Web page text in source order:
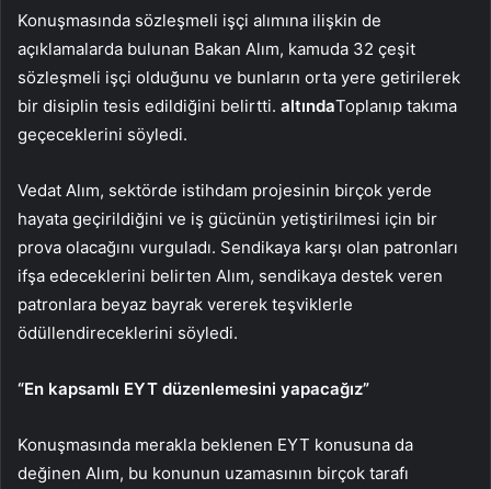
Konuşmasında sözleşmeli işçi alımına ilişkin de
açıklamalarda bulunan Bakan Alım, kamuda 32 çeşit
sözleşmeli işçi olduğunu ve bunların orta yere getirilerek
bir disiplin tesis edildiğini belirtti. altındaToplanıp takıma
geçeceklerini söyledi.
Vedat Alım, sektörde istihdam projesinin birçok yerde
hayata geçirildiğini ve iş gücünün yetiştirilmesi için bir
prova olacağını vurguladı. Sendikaya karşı olan patronları
ifşa edeceklerini belirten Alım, sendikaya destek veren
patronlara beyaz bayrak vererek teşviklerle
ödüllendireceklerini söyledi.
“En kapsamlı EYT düzenlemesini yapacağız”
Konuşmasında merakla beklenen EYT konusuna da
değinen Alım, bu konunun uzamasının birçok tarafı